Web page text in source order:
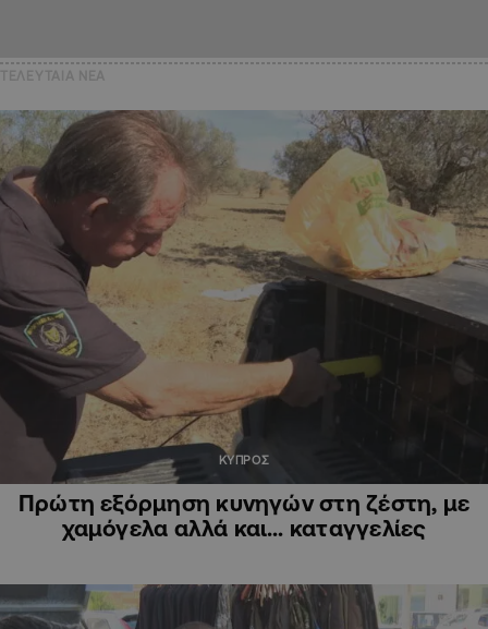
ΚΥΠΡΟΣ
Πρώτη εξόρμηση κυνηγών στη ζέστη, με
χαμόγελα αλλά και… καταγγελίες